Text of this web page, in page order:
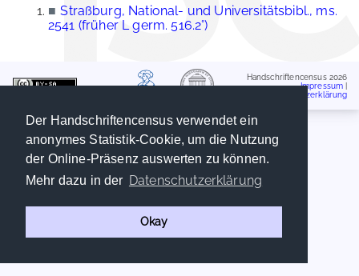
Der Handschriftencensus verwendet ein
anonymes Statistik-Cookie, um die Nutzung
der Online-Präsenz auswerten zu können.
Mehr dazu in der Datenschutzerklärung
Okay
■ Straßburg, National- und Universitätsbibl., ms.
2541 (früher L germ. 516.2°)
Handschriftencensus 2026
Impressum
Datenschutzerklärung